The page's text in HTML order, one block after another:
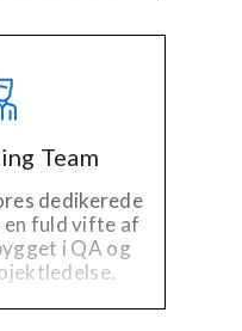
Team
dedikerede
fuld vifte af
i QA og